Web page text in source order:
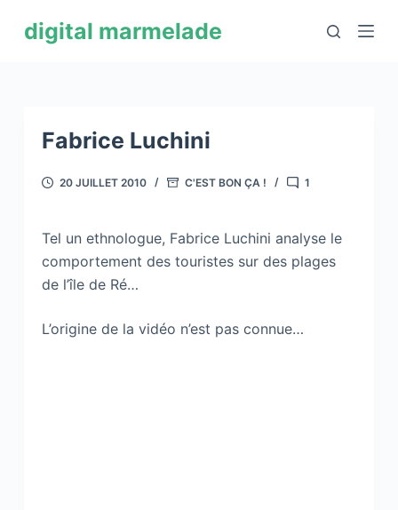
digital marmelade
Fabrice Luchini
20 JUILLET 2010 C'EST BON ÇA ! 1
Tel un ethnologue, Fabrice Luchini analyse le
comportement des touristes sur des plages
de l’île de Ré…
L’origine de la vidéo n’est pas connue…